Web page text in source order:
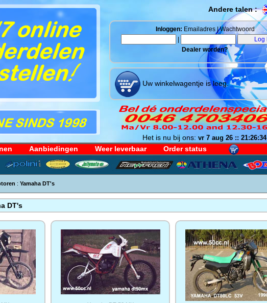
Andere talen :
Inloggen: Emailadres | Wachtwoord
Dealer worden?
Uw winkelwagentje is leeg.
Het is nu bij ons: vr 7 aug 26 :: 21:26:35
Aanbiedingen Weer leverbaar Order status
: Yamaha DT's
DT's